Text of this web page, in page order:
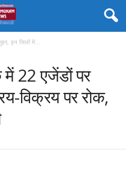
इन जिलों में...
22 एजेंडों पर
विक्रय पर रोक,